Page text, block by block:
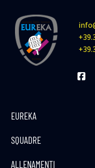
EUREKA
SQUADRE
ALLENAMENTI